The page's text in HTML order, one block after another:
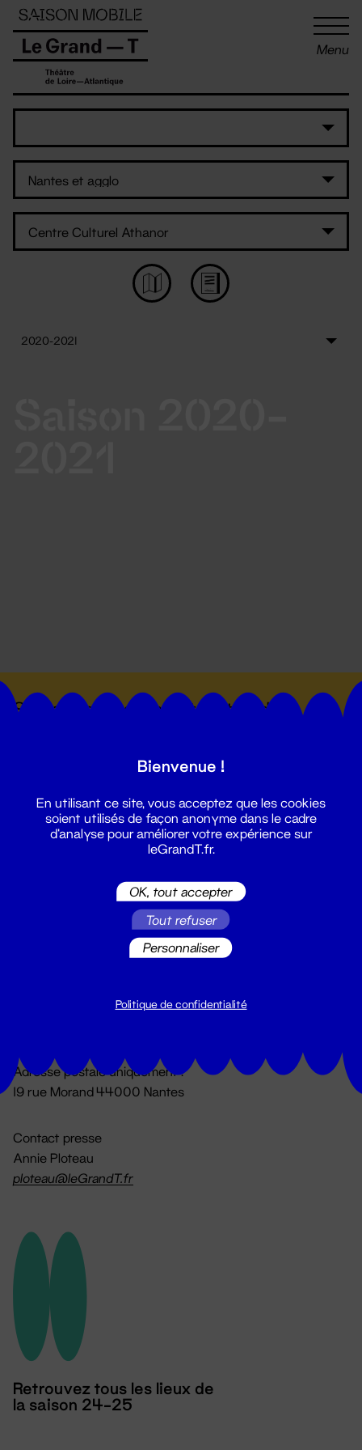
Menu
Suivez toutes les actualités du
Du lundi au vendredi 14h → 18h
Adresse postale uniquement :
19 rue Morand 44000 Nantes
Contact presse
Annie Ploteau
ploteau@leGrandT.fr
Retrouvez tous les lieux de
la saison 24-25
Panneau de gestion des cookies
Bienvenue !
En utilisant ce site, vous acceptez que les cookies
soient utilisés de façon anonyme dans le cadre
d'analyse pour améliorer votre expérience sur
leGrandT.fr.
OK, tout accepter
Tout refuser
Personnaliser
Politique de confidentialité